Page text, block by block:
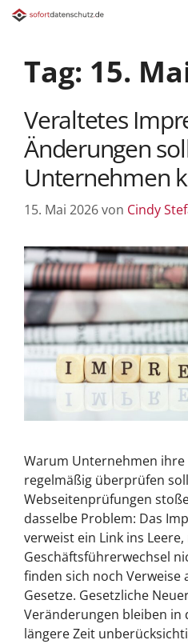
Tag: 15.
Veraltetes
Änderungen
Unternehmen
15. Mai 2026von Cindy
Warum Unternehmen ihre
regelmäßig überprüfen
Webseitenprüfungen
dasselbe Problem: Das
verweist ein Link ins
Geschäftsführerwechsel
finden sich noch Verweise
Gesetze. Gesetzliche
Veränderungen bleiben in
längere Zeit